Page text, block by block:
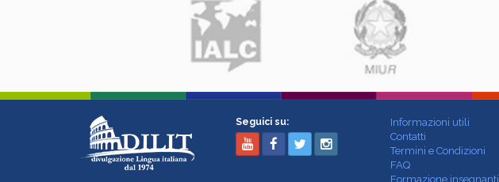
Seguici su:
Informazioni utili
Contatti
Termini e Condizioni
FAQ
Formazione insegnanti